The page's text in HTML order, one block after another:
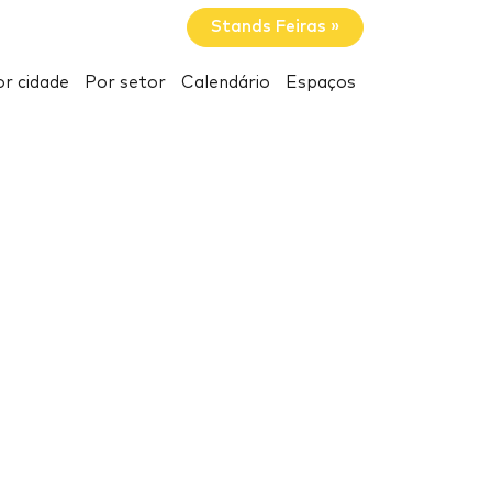
Stands Feiras »
cidade Por setor Calendário Espaços